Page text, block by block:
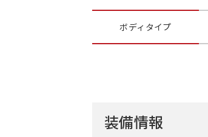
ボディ タイプ
装備情報